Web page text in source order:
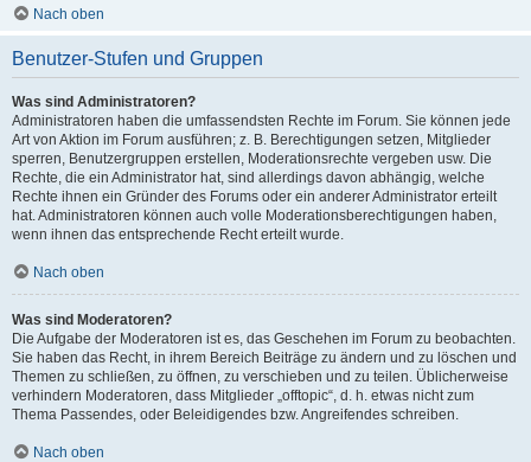
Nach oben
Benutzer-Stufen und Gruppen
Was sind Administratoren?
Administratoren haben die umfassendsten Rechte im Forum. Sie können jede
Art von Aktion im Forum ausführen; z. B. Berechtigungen setzen, Mitglieder
sperren, Benutzergruppen erstellen, Moderationsrechte vergeben usw. Die
Rechte, die ein Administrator hat, sind allerdings davon abhängig, welche
Rechte ihnen ein Gründer des Forums oder ein anderer Administrator erteilt
hat. Administratoren können auch volle Moderationsberechtigungen haben,
wenn ihnen das entsprechende Recht erteilt wurde.
Nach oben
Was sind Moderatoren?
Die Aufgabe der Moderatoren ist es, das Geschehen im Forum zu beobachten.
Sie haben das Recht, in ihrem Bereich Beiträge zu ändern und zu löschen und
Themen zu schließen, zu öffnen, zu verschieben und zu teilen. Üblicherweise
verhindern Moderatoren, dass Mitglieder „offtopic“, d. h. etwas nicht zum
Thema Passendes, oder Beleidigendes bzw. Angreifendes schreiben.
Nach oben